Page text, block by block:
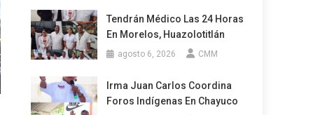
Tendrán Médico Las 24 Horas
En Morelos, Huazolotitlán
agosto 6, 2026 CMM
Irma Juan Carlos Coordina
Foros Indígenas En Chayuco